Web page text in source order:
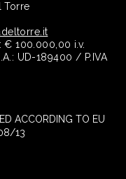
Torre
€ 100.000,00 i.v.
UD-189400 / P.IVA
ACCORDING TO EU
13